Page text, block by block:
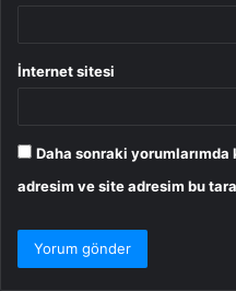
İnternet sitesi
Daha sonraki yorumlarımda
adresim ve site adresim bu